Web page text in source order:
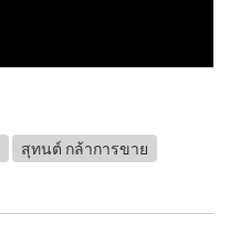
สุทนต์ กล้าการขาย